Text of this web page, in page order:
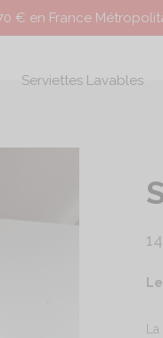
€ en France
Serviettes Lavables